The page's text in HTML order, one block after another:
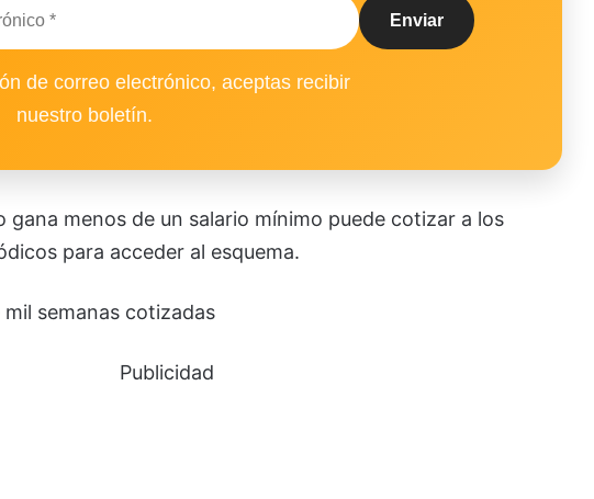
de correo electrónico, aceptas recibir
nuestro boletín.
gana menos de un salario mínimo puede cotizar a los
para acceder al esquema.
semanas cotizadas
Publicidad